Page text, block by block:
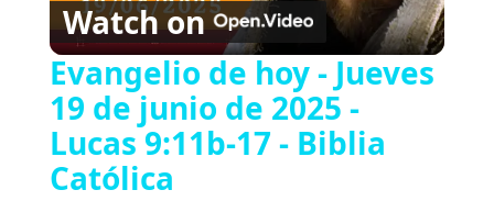
Video
Watch on
Evangelio de hoy - Jueves
19 de junio de 2025 -
Lucas 9:11b-17 - Biblia
Católica